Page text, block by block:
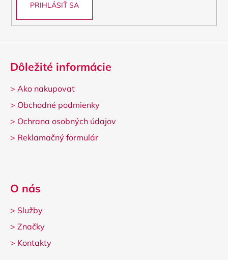
PRIHLÁSIŤ SA
Dôležité informácie
> Ako nakupovať
> Obchodné podmienky
> Ochrana osobných údajov
> Reklamačný formulár
O nás
> Služby
> Značky
> Kontakty